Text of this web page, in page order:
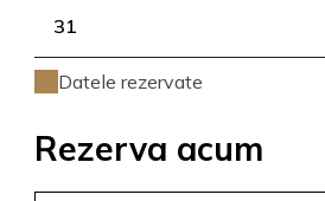
31
Datele rezervate
Rezerva acum